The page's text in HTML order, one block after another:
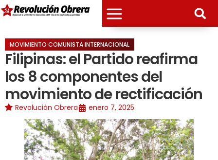
MOVIMIENTO COMUNISTA INTERNACIONAL
Filipinas: el Partido reafirma
los 8 componentes del
movimiento de rectificación
Revolución Obrera enero 7, 2025